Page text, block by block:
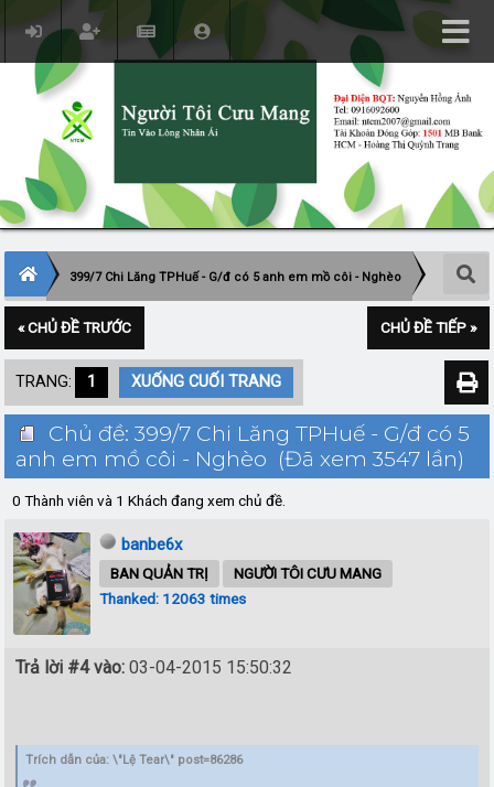
399/7 Chi Lăng TPHuế - G/đ có 5 anh em mồ côi - Nghèo
« CHỦ ĐỀ TRƯỚC CHỦ ĐỀ TIẾP »
TRANG: 1 XUỐNG CUỐI TRANG
Chủ đề: 399/7 Chi Lăng TPHuế - G/đ có 5
anh em mồ côi - Nghèo (Đã xem 3547 lần)
0 Thành viên và 1 Khách đang xem chủ đề.
banbe6x
BAN QUẢN TRỊ
NGƯỜI TÔI CƯU MANG
Thanked: 12063 times
Trả lời #4 vào: 03-04-2015 15:50:32
Trích dẫn của: \"Lệ Tear\" post=86286